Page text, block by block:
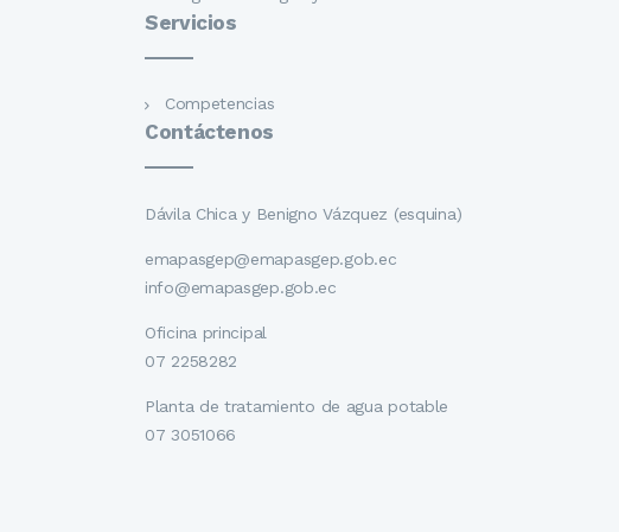
Servicios
Competencias
Contáctenos
Dávila Chica y Benigno Vázquez (esquina)
emapasgep@emapasgep.gob.ec
info@emapasgep.gob.ec
Oficina principal
07 2258282
Planta de tratamiento de agua potable
07 3051066